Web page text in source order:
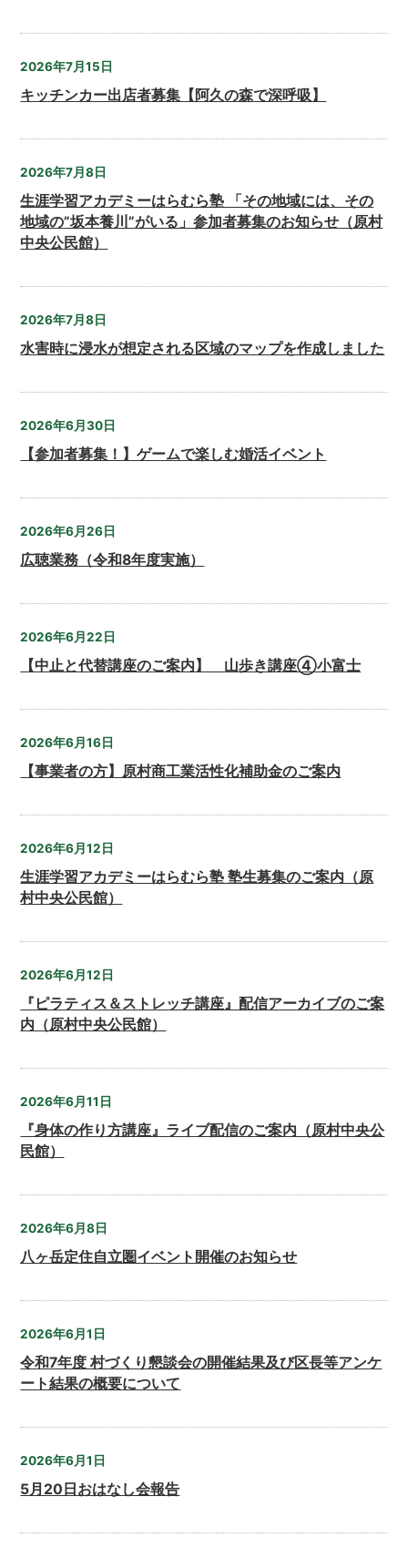
2026年7月15日
キッチンカー出店者募集【阿久の森で深呼吸】
2026年7月8日
生涯学習アカデミーはらむら塾 「その地域には、その
地域の”坂本養川”がいる」参加者募集のお知らせ（原村
中央公民館）
2026年7月8日
水害時に浸水が想定される区域のマップを作成しました
2026年6月30日
【参加者募集！】ゲームで楽しむ婚活イベント
2026年6月26日
広聴業務（令和8年度実施）
2026年6月22日
【中止と代替講座のご案内】 山歩き講座④小富士
2026年6月16日
【事業者の方】原村商工業活性化補助金のご案内
2026年6月12日
生涯学習アカデミーはらむら塾 塾生募集のご案内（原
村中央公民館）
2026年6月12日
『ピラティス＆ストレッチ講座』配信アーカイブのご案
内（原村中央公民館）
2026年6月11日
『身体の作り方講座』ライブ配信のご案内（原村中央公
民館）
2026年6月8日
八ヶ岳定住自立圏イベント開催のお知らせ
2026年6月1日
令和7年度 村づくり懇談会の開催結果及び区長等アンケ
ート結果の概要について
2026年6月1日
5月20日おはなし会報告